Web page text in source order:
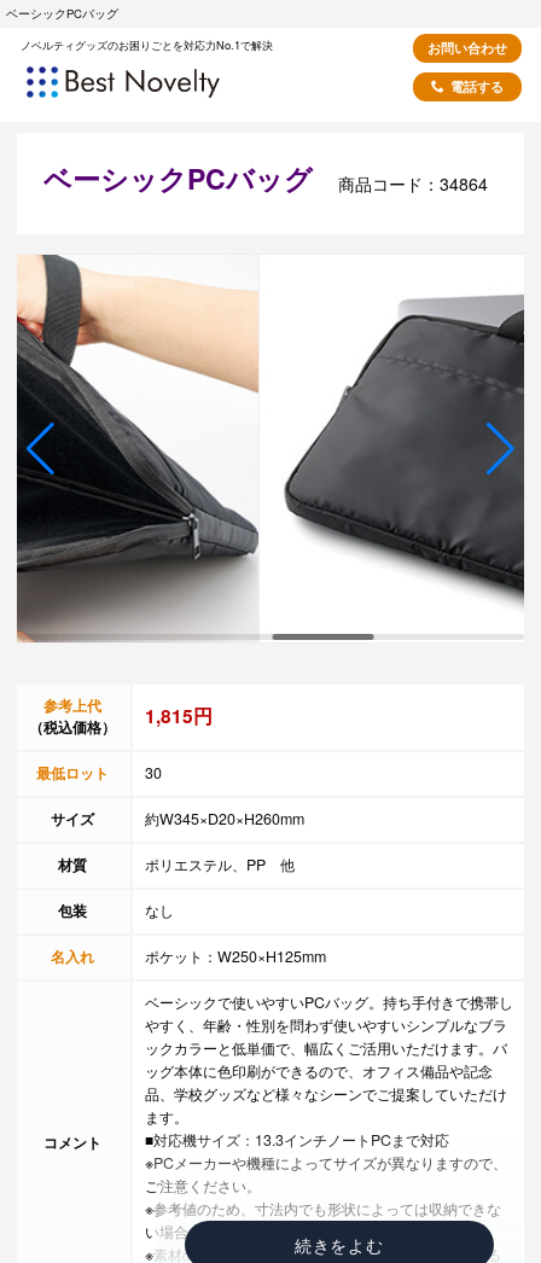
ベーシックPCバッグ
ノベルティグッズのお困りごとを対応力No.1で解決
お問い合わせ
電話する
ベーシックPCバッグ 商品コード：34864
参考上代
（税込価格）
1,815円
最低ロット 30
サイズ 約W345×D20×H260mm
材質 ポリエステル、PP 他
包装 なし
名入れ ポケット：W250×H125mm
コメント
ベーシックで使いやすいPCバッグ。持ち手付きで携帯し
やすく、年齢・性別を問わず使いやすいシンプルなブラ
ックカラーと低単価で、幅広くご活用いただけます。バ
ッグ本体に色印刷ができるので、オフィス備品や記念
品、学校グッズなど様々なシーンでご提案していただけ
ます。
■対応機サイズ：13.3インチノートPCまで対応
※PCメーカーや機種によってサイズが異なりますので、
ご注意ください。
※参考値のため、寸法内でも形状によっては収納できな
い場合がございます。
※素材の特性上、商品ごとに色など若干の誤差が生じる